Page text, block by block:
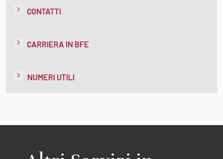
CONTATTI
CARRIERA IN BFE
NUMERI UTILI